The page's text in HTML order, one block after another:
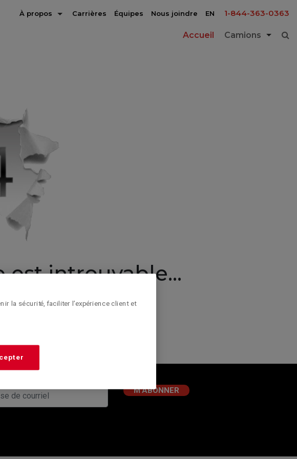
À propos Carrières Équipes Nous joindre EN 1-844-363-0363
Accueil Camions
est introuvable...
la sécurité, faciliter l’expérience client et